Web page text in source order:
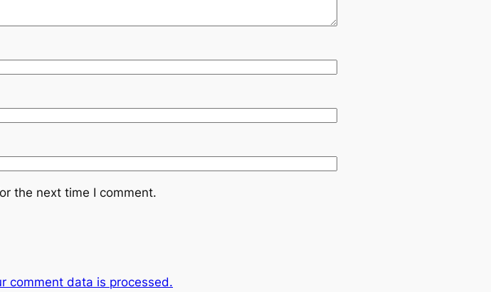
the next time I comment.
comment data is processed.